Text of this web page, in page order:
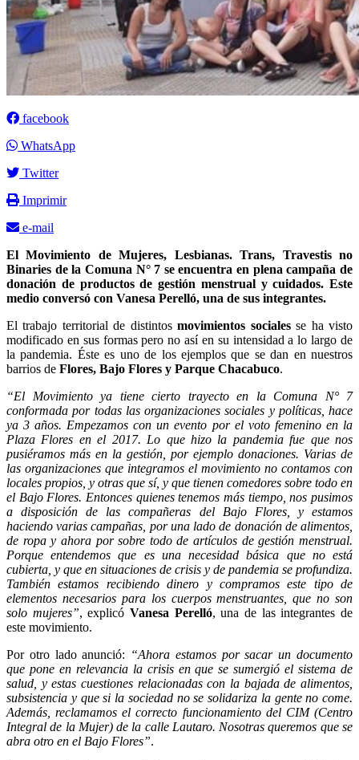
facebook
WhatsApp
Twitter
Imprimir
e-mail
El Movimiento de Mujeres, Lesbianas. Trans, Travestis no
Binaries de la Comuna N° 7 se encuentra en plena campaña de
donación de productos de gestión menstrual y cuidados. Este
medio conversó con Vanesa Perelló, una de sus integrantes.
El trabajo territorial de distintosmovimientos socialesse ha visto
modificado en sus formas pero no así en su intensidad a lo largo de
la pandemia. Éste es uno de los ejemplos que se dan en nuestros
barrios de Flores, Bajo Flores y Parque Chacabuco.
“El Movimiento ya tiene cierto trayecto en la Comuna N° 7
conformada por todas las organizaciones sociales y políticas, hace
ya 3 años. Empezamos con un evento por el voto femenino en la
Plaza Flores en el 2017. Lo que hizo la pandemia fue que nos
pusiéramos más en la gestión, por ejemplo donaciones. Varias de
las organizaciones que integramos el movimiento no contamos con
locales propios, y otras que sí, y que tienen comedores sobre todo en
el Bajo Flores. Entonces quienes tenemos más tiempo, nos pusimos
a disposición de las compañeras del Bajo Flores, y estamos
haciendo varias campañas, por una lado de donación de alimentos,
de ropa y ahora por sobre todo de artículos de gestión menstrual.
Porque entendemos que es una necesidad básica que no está
cubierta, y que en situaciones de crisis y de pandemia se profundiza.
También estamos recibiendo dinero y compramos este tipo de
elementos necesarios para los cuerpos menstruantes, que no son
solo mujeres”, explicóVanesa Perelló, una de las integrantes de
este movimiento.
Por otro lado anunció: “Ahora estamos por sacar un documento
que pone en relevancia la crisis en que se sumergió el sistema de
salud, y estas cuestiones relacionadas con la bajada de alimentos,
subsistencia y que si la sociedad no se solidariza la gente no come.
Además, reclamamos el correcto funcionamiento del CIM (Centro
Integral de la Mujer) de la calle Lautaro. Nosotras queremos que se
abra otro en el Bajo Flores”.